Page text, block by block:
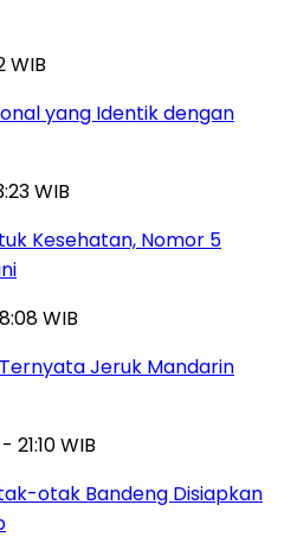
WIB
yang Identik dengan
WIB
Kesehatan, Nomor 5
WIB
Jeruk Mandarin
WIB
otak Bandeng Disiapkan